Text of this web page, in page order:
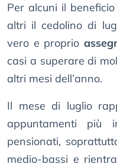
Per alcuni il
altri il cedolino di
vero e proprio
casi a superare di
altri mesi dell’anno.
Il mese di luglio
appuntamenti più
pensionati,
medio-bassi e